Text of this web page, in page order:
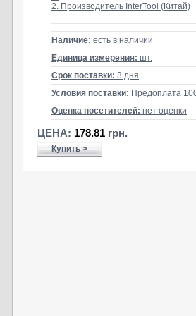
2. Производитель InterTool (Китай)
Наличие: есть в наличии
Единица измерения: шт.
Срок поставки: 3 дня
Условия поставки: Предоплата
Оценка посетителей: нет оценки
ЦЕНА: 178.81 грн.
Купить >